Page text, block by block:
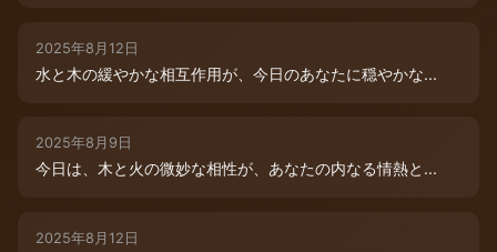
2025年8月12日
水と木の緩やかな相互作用が、今日のあなたに穏やかな...
2025年8月9日
今日は、木と火の微妙な相性が、あなたの内なる情熱と...
2025年8月12日